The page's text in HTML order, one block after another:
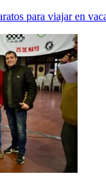
para viajar en